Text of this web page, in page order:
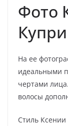
Фото
На ее
идеальными
чертами
волосы
Стиль Ксении